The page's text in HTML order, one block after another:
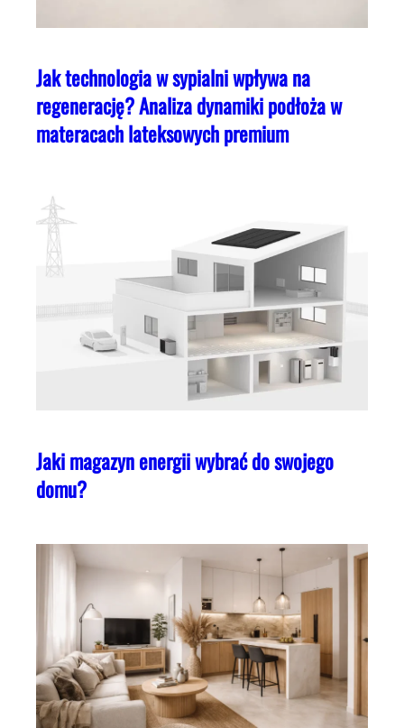
Jak technologia w sypialni wpływa na
regenerację? Analiza dynamiki podłoża w
materacach lateksowych premium
Jaki magazyn energii wybrać do swojego
domu?